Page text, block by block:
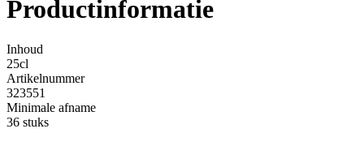
Productinformatie
Inhoud
25cl
Artikelnummer
323551
Minimale afname
36 stuks